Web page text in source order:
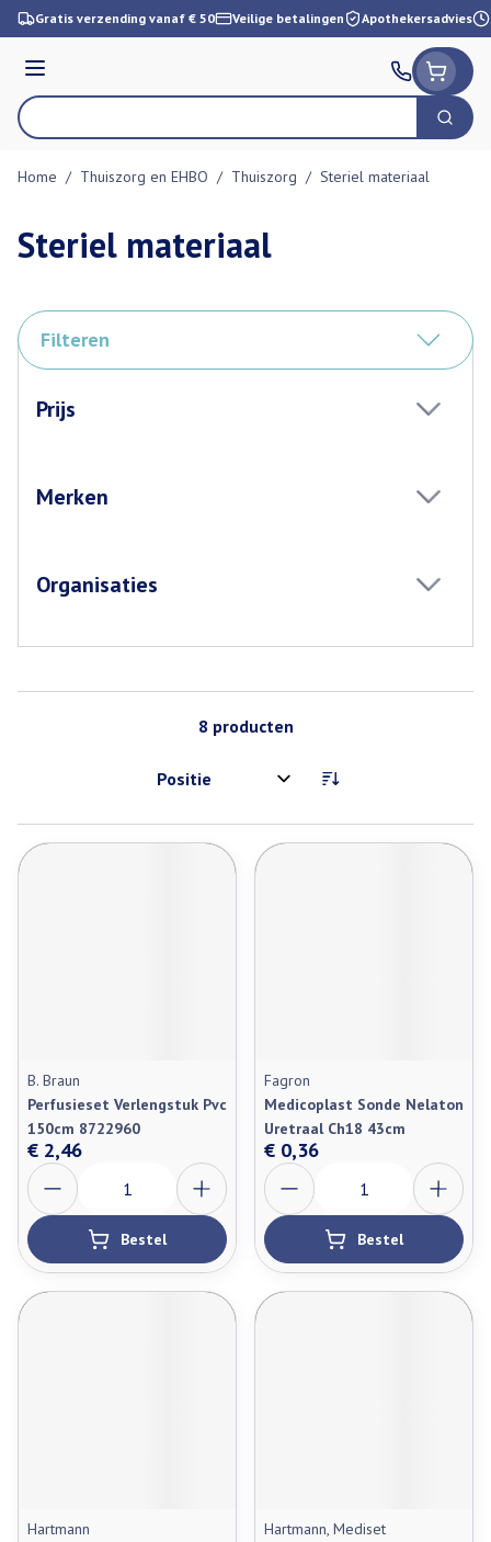
Ga naar de inhoud
Gratis verzending vanaf € 50 Veilige betalingen Apothekersadvies
Menu
Product, merk, categorie... Zoek
Home / Thuiszorg en EHBO / Thuiszorg / Steriel materiaal
Steriel materiaal
Filteren
Prijs
Merken
Organisaties
8 producten
Sorteer op:
B. Braun
Perfusieset Verlengstuk Pvc
150cm 8722960
€ 2,46
Aantal
Bestel
Fagron
Medicoplast Sonde Nelaton
Uretraal Ch18 43cm
€ 0,36
Aantal
Bestel
Hartmann
Hartmann, Mediset